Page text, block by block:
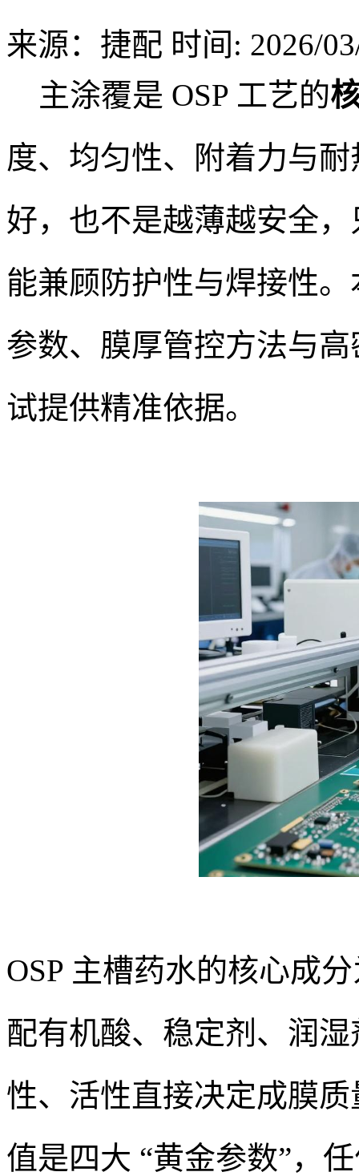
来源：捷配 时间: 2026/
主涂覆是 OSP 工艺的
度、均匀性、附着力与
好，也不是越薄越安全
能兼顾防护性与焊接性
参数、膜厚管控方法与
试提供精准依据。
OSP 主槽药水的核心成
配有机酸、稳定剂、润
性、活性直接决定成膜
值是四大 “黄金参数”，